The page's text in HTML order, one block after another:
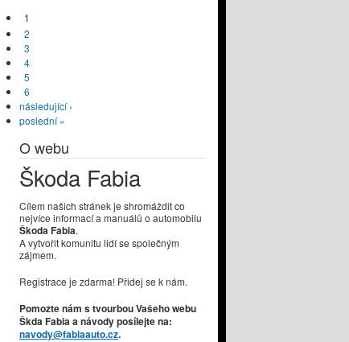
1
2
3
4
5
6
následující ›
poslední »
O webu
Škoda Fabia
Cílem našich stránek je shromáždit co
nejvíce informací a manuálů o automobilu
Škoda Fabia.
A vytvořit komunitu lidí se společným
zájmem.
Registrace je zdarma! Přidej se k nám.
Pomozte nám s tvourbou Vašeho webu
Škda Fabia a návody posílejte na:
navody@fabiaauto.cz.